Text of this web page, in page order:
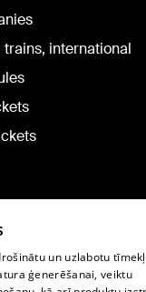
trains, international
un uzlabotu
ģenerēšanai, veiktu